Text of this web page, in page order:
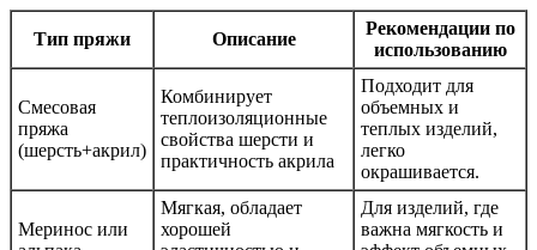
Тип пряжи Описание
Рекомендации по
использованию
Смесовая
пряжа
(шерсть+акрил)
Комбинирует
теплоизоляционные
свойства шерсти и
практичность акрила
Подходит для
объемных и
теплых изделий,
легко
окрашивается.
Меринос или
Мягкая, обладает
хорошей
Для изделий, где
важна мягкость и